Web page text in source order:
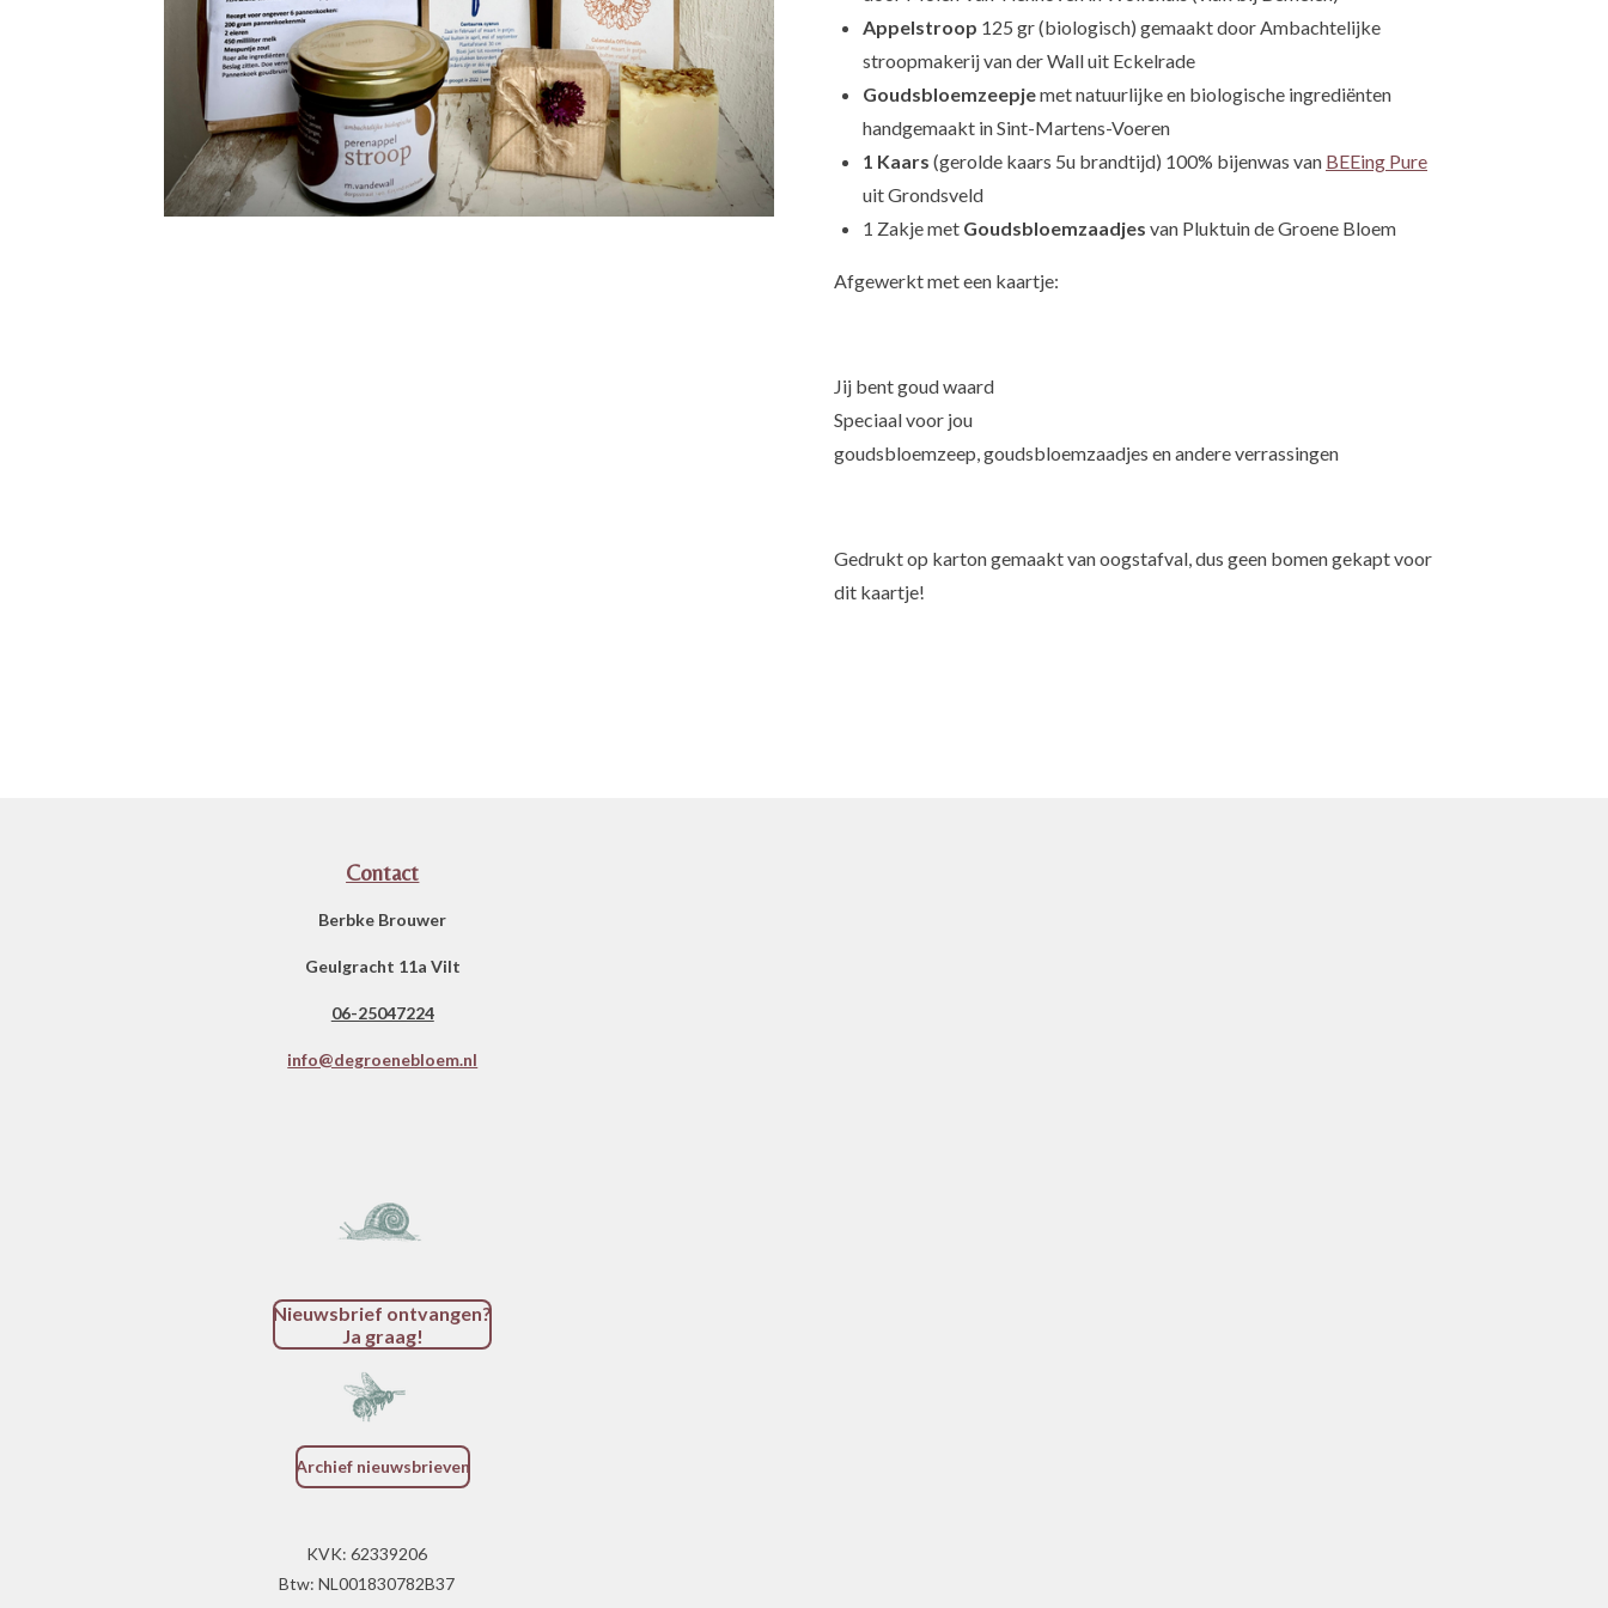
Appelstroop 125 gr (biologisch) gemaakt door Ambachtelijke
stroopmakerij van der Wall uit Eckelrade
Goudsbloemzeepjemet natuurlijke en biologische ingrediënten
handgemaakt in Sint-Martens-Voeren
1 Kaars (gerolde kaars 5u brandtijd) 100% bijenwas van BEEing Pure
uit Grondsveld
1 Zakje met Goudsbloemzaadjes van Pluktuin de Groene Bloem
Afgewerkt met een kaartje:
Jij bent goud waard
Speciaal voor jou
goudsbloemzeep, goudsbloemzaadjes en andere verrassingen
Gedrukt op karton gemaakt van oogstafval, dus geen bomen gekapt voor
dit kaartje!
Contact
Berbke Brouwer
Geulgracht 11a Vilt
06-25047224
info@degroenebloem.nl
Nieuwsbrief ontvangen?
Ja graag!
Archief nieuwsbrieven
KVK: 62339206
Btw: NL001830782B37